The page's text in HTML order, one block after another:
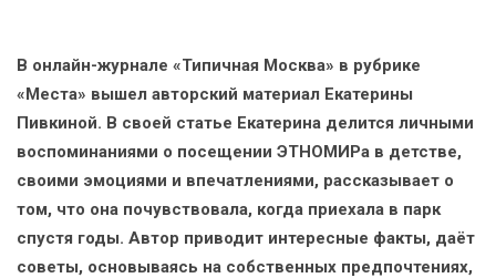
В онлайн-журнале «Типичная Москва» в рубрике
«Места» вышел авторский материал Екатерины
Пивкиной. В своей статье Екатерина делится личными
воспоминаниями о посещении ЭТНОМИРа в детстве,
своими эмоциями и впечатлениями, рассказывает о
том, что она почувствовала, когда приехала в парк
спустя годы. Автор приводит интересные факты, даёт
советы, основываясь на собственных предпочтениях,